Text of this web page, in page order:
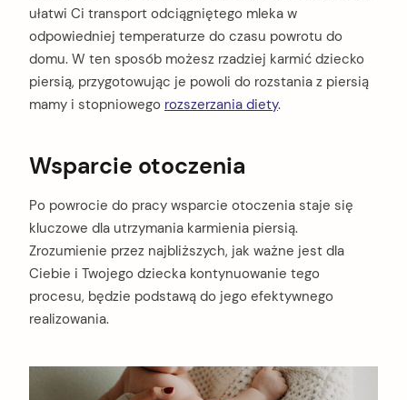
ułatwi Ci transport odciągniętego mleka w
odpowiedniej temperaturze do czasu powrotu do
domu. W ten sposób możesz rzadziej karmić dziecko
piersią, przygotowując je powoli do rozstania z piersią
mamy i stopniowego rozszerzania diety.
Wsparcie otoczenia
Po powrocie do pracy wsparcie otoczenia staje się
kluczowe dla utrzymania karmienia piersią.
Zrozumienie przez najbliższych, jak ważne jest dla
Ciebie i Twojego dziecka kontynuowanie tego
procesu, będzie podstawą do jego efektywnego
realizowania.